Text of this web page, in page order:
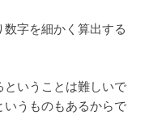
字を細かく算出する
いうことは難しいで
うものもあるからで